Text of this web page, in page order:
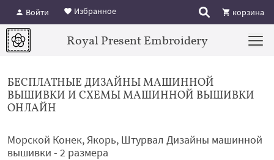
Войти Избранное корзина
Royal Present Embroidery
БЕСПЛАТНЫЕ ДИЗАЙНЫ МАШИННОЙ
ВЫШИВКИ И СХЕМЫ МАШИННОЙ ВЫШИВКИ
ОНЛАЙН
Морской Конек, Якорь, Штурвал Дизайны машинной
вышивки - 2 размера